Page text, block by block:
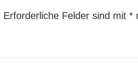
Erforderliche Felder sind mit *